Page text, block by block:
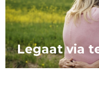
Legaat via